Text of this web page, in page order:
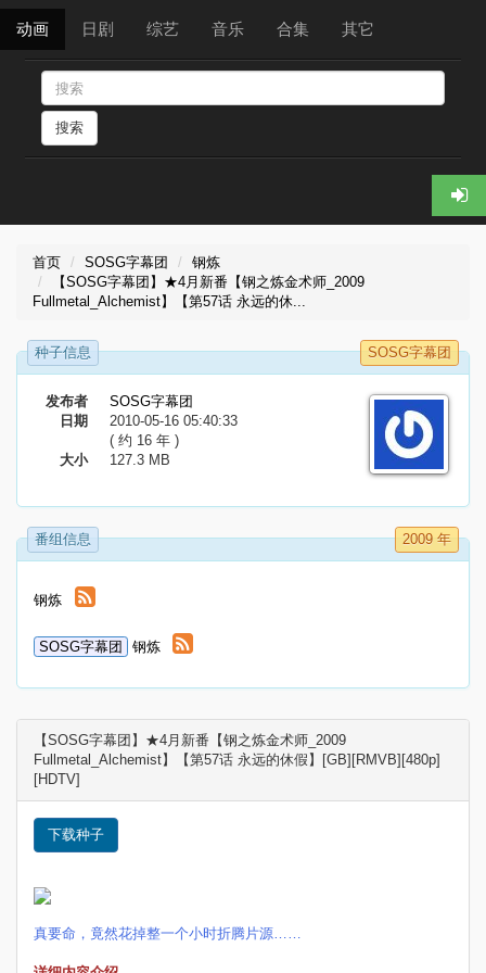
动画 日剧 综艺 音乐 合集 其它
搜索
首页 SOSG字幕团
钢炼
【SOSG字幕团】★4月新番【钢之炼金术师_2009
Fullmetal_Alchemist】【第57话 永远的休...
种子信息 SOSG字幕团
发布者
SOSG字幕团
日期
2010-05-16 05:40:33
( 约 16 年 )
大小
127.3 MB
番组信息 2009 年
钢炼
SOSG字幕团 钢炼
【SOSG字幕团】★4月新番【钢之炼金术师_2009
Fullmetal_Alchemist】【第57话 永远的休假】[GB][RMVB][480p]
[HDTV]
下载种子
真要命，竟然花掉整一个小时折腾片源……